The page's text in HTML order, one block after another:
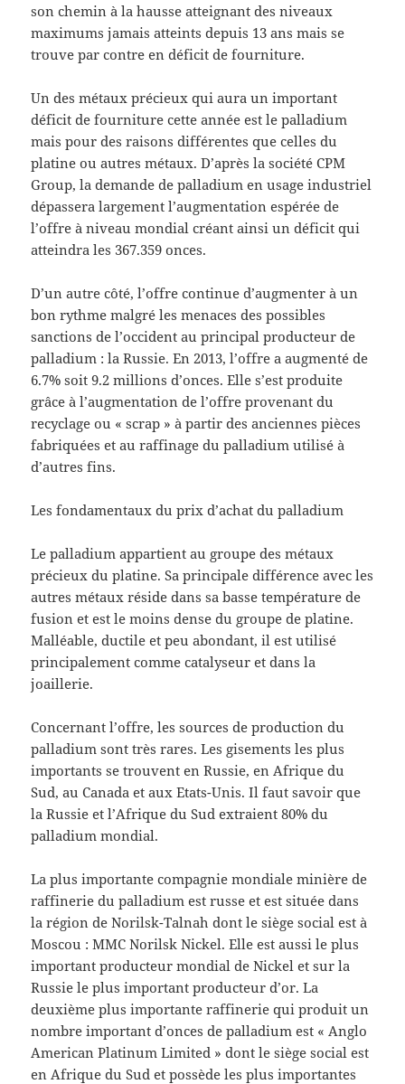
son chemin à la hausse atteignant des niveaux
maximums jamais atteints depuis 13 ans mais se
trouve par contre en déficit de fourniture.
Un des métaux précieux qui aura un important
déficit de fourniture cette année est le palladium
mais pour des raisons différentes que celles du
platine ou autres métaux. D’après la société CPM
Group, la demande de palladium en usage industriel
dépassera largement l’augmentation espérée de
l’offre à niveau mondial créant ainsi un déficit qui
atteindra les 367.359 onces.
D’un autre côté, l’offre continue d’augmenter à un
bon rythme malgré les menaces des possibles
sanctions de l’occident au principal producteur de
palladium : la Russie. En 2013, l’offre a augmenté de
6.7% soit 9.2 millions d’onces. Elle s’est produite
grâce à l’augmentation de l’offre provenant du
recyclage ou « scrap » à partir des anciennes pièces
fabriquées et au raffinage du palladium utilisé à
d’autres fins.
Les fondamentaux du prix d’achat du palladium
Le palladium appartient au groupe des métaux
précieux du platine. Sa principale différence avec les
autres métaux réside dans sa basse température de
fusion et est le moins dense du groupe de platine.
Malléable, ductile et peu abondant, il est utilisé
principalement comme catalyseur et dans la
joaillerie.
Concernant l’offre, les sources de production du
palladium sont très rares. Les gisements les plus
importants se trouvent en Russie, en Afrique du
Sud, au Canada et aux Etats-Unis. Il faut savoir que
la Russie et l’Afrique du Sud extraient 80% du
palladium mondial.
La plus importante compagnie mondiale minière de
raffinerie du palladium est russe et est située dans
la région de Norilsk-Talnah dont le siège social est à
Moscou : MMC Norilsk Nickel. Elle est aussi le plus
important producteur mondial de Nickel et sur la
Russie le plus important producteur d’or. La
deuxième plus importante raffinerie qui produit un
nombre important d’onces de palladium est « Anglo
American Platinum Limited » dont le siège social est
en Afrique du Sud et possède les plus importantes